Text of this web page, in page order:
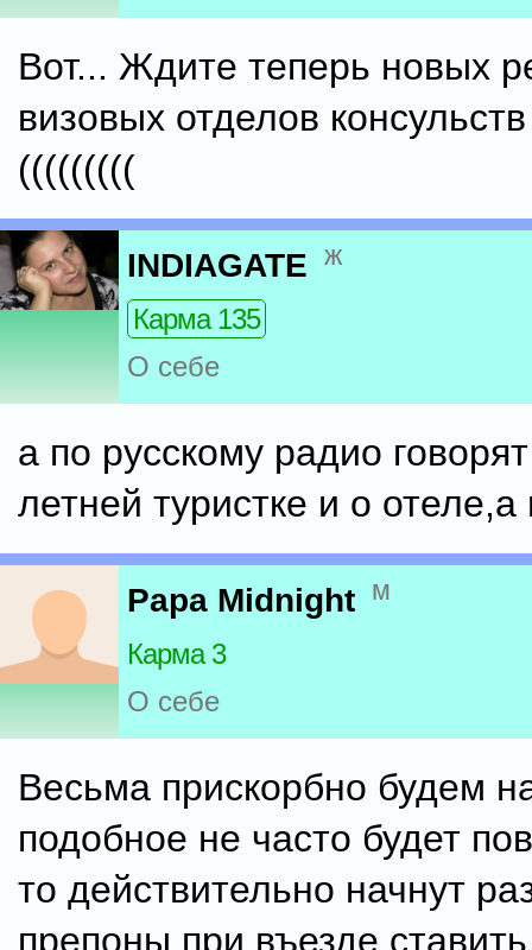
Вот... Ждите теперь новых
визовых отделов
(((((((((
INDIAGATE ж
Карма 135
О себе
а по русскому радио
летней туристке и о отеле,а
Papa Midnight м
Карма 3
О себе
Весьма прискорбно будем
подобное не часто будет
то действительно начнут
препоны при въезде